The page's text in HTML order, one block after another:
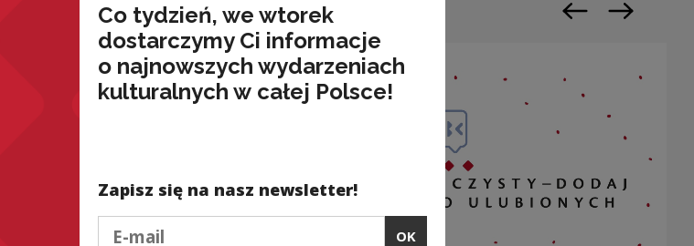
Previous slide
Next slide
Co tydzień, we wtorek
dostarczymy Ci informacje
o najnowszych wydarzeniach
kulturalnych w całej Polsce!
Zapisz się na nasz newsletter!
OK